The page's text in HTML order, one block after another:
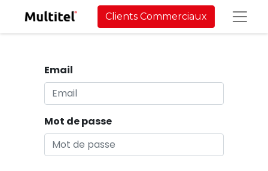
Clients Commerciaux
Email
Mot de passe